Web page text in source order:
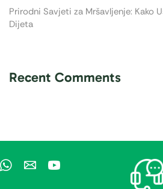
Prirodni Savjeti za Mršavljenje: Kako
Dijeta
Recent Comments